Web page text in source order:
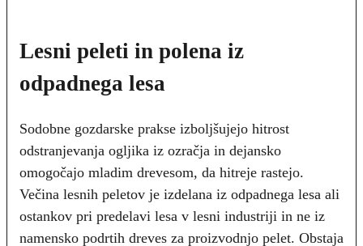
Lesni peleti in polena iz
odpadnega lesa
Sodobne gozdarske prakse izboljšujejo hitrost
odstranjevanja ogljika iz ozračja in dejansko
omogočajo mladim drevesom, da hitreje rastejo.
Večina lesnih peletov je izdelana iz odpadnega lesa ali
ostankov pri predelavi lesa v lesni industriji in ne iz
namensko podrtih dreves za proizvodnjo pelet. Obstaja